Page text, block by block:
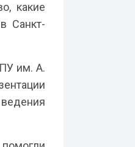
какие
Санкт-
им. А.